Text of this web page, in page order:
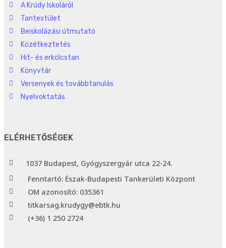
A Krúdy Iskoláról
Tantestület
Beiskolázási útmutató
Közétkeztetés
Hit- és erkölcstan
Könyvtár
Versenyek és továbbtanulás
Nyelvoktatás
ELÉRHETŐSÉGEK
1037 Budapest, Gyógyszergyár utca 22-24.
Fenntartó: Észak-Budapesti Tankerületi Központ
OM azonosító: 035361
titkarsag.krudygy@ebtk.hu
(+36) 1 250 2724​